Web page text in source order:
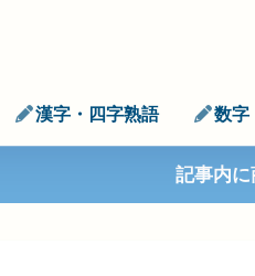
漢字・四字熟語 数字
記事内